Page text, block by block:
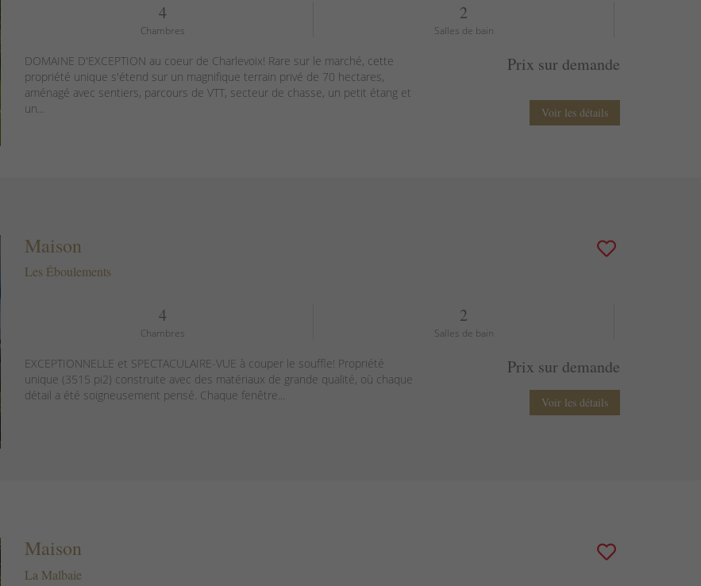
4
Chambres
2
Salles de bain
DOMAINE D'EXCEPTION au coeur de Charlevoix! Rare sur le marché, cette
propriété unique s'étend sur un magnifique terrain privé de 70 hectares,
aménagé avec sentiers, parcours de VTT, secteur de chasse, un petit étang et
un...
Prix sur demande
Voir les détails
Maison
Les Éboulements
4
Chambres
2
Salles de bain
EXCEPTIONNELLE et SPECTACULAIRE-VUE à couper le souffle! Propriété
unique (3515 pi2) construite avec des matériaux de grande qualité, où chaque
détail a été soigneusement pensé. Chaque fenêtre...
Prix sur demande
Voir les détails
Maison
La Malbaie